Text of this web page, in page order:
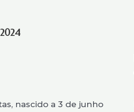
nascido a 3 de junho